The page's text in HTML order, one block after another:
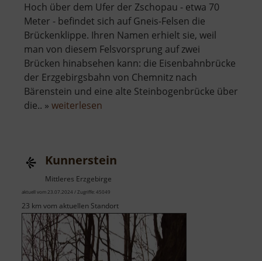
Hoch über dem Ufer der Zschopau - etwa 70
Meter - befindet sich auf Gneis-Felsen die
Brückenklippe. Ihren Namen erhielt sie, weil
man von diesem Felsvorsprung auf zwei
Brücken hinabsehen kann: die Eisenbahnbrücke
der Erzgebirgsbahn von Chemnitz nach
Bärenstein und eine alte Steinbogenbrücke über
die.. » weiterlesen
Kunnerstein
Mittleres Erzgebirge
aktuell vom 23.07.2024 / Zugriffe: 45049
23 km vom aktuellen Standort